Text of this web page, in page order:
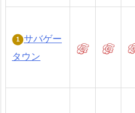
サバゲー
タウン